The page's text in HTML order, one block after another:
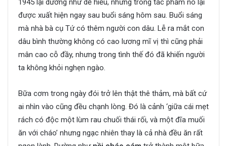
1945 lại dường như dễ hiểu, nhưng trong tác phẩm nó lại
được xuất hiện ngay sau buổi sáng hôm sau. Buổi sáng
mà nhà bà cụ Tứ có thêm người con dâu. Lễ ra mắt con
dâu bình thường không có cao lương mĩ vị thì cũng phải
mân cao cỗ đầy, nhưng trong tình thế đó đã khiến người
ta không khỏi nghẹn ngào.
Bữa cơm trong ngày đói trở lên thật thê thảm, mà bất cứ
ai nhìn vào cũng đều chạnh lòng. Đó là cảnh ‘giữa cái mẹt
rách có độc một lùm rau chuối thái rối, và một đĩa muối
ăn với cháo’ nhưng ngạc nhiên thay là cả nhà đều ăn rất